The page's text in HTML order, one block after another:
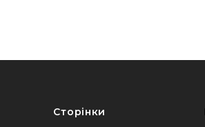
Сторінки